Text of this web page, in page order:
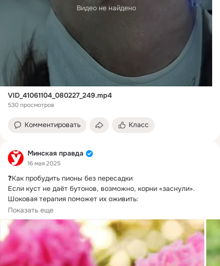
Видео не найдено
VID_41061104_080227_249.mp4
530 просмотров
Комментировать Класс
Минская правда
16 мая 2025
❓Как пробудить пионы без пересадки
Если куст не даёт бутонов, возможно, корни «заснули».
Шоковая терапия поможет их оживить:
🔺 Проколите...
Показать еще